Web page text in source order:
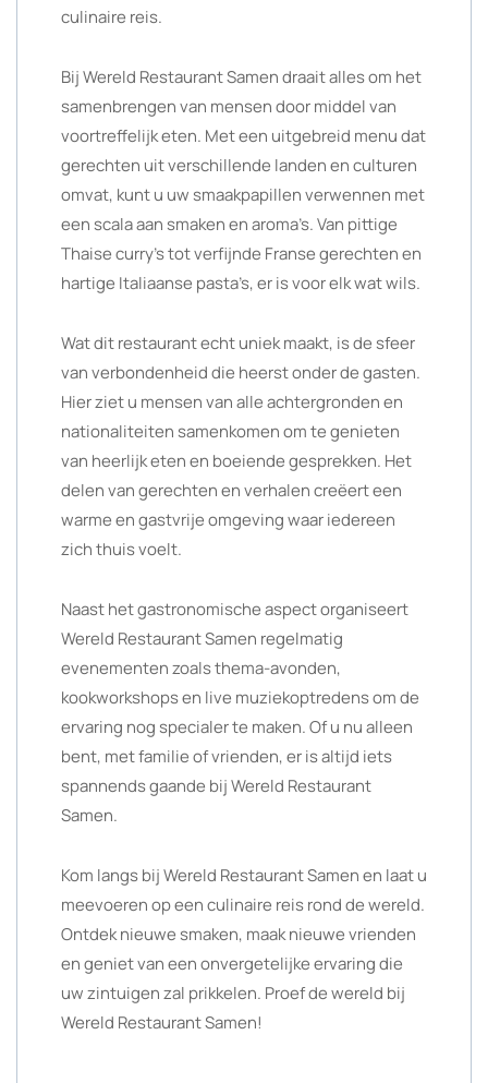
culinaire reis.
Bij Wereld Restaurant Samen draait alles om het
samenbrengen van mensen door middel van
voortreffelijk eten. Met een uitgebreid menu dat
gerechten uit verschillende landen en culturen
omvat, kunt u uw smaakpapillen verwennen met
een scala aan smaken en aroma’s. Van pittige
Thaise curry’s tot verfijnde Franse gerechten en
hartige Italiaanse pasta’s, er is voor elk wat wils.
Wat dit restaurant echt uniek maakt, is de sfeer
van verbondenheid die heerst onder de gasten.
Hier ziet u mensen van alle achtergronden en
nationaliteiten samenkomen om te genieten
van heerlijk eten en boeiende gesprekken. Het
delen van gerechten en verhalen creëert een
warme en gastvrije omgeving waar iedereen
zich thuis voelt.
Naast het gastronomische aspect organiseert
Wereld Restaurant Samen regelmatig
evenementen zoals thema-avonden,
kookworkshops en live muziekoptredens om de
ervaring nog specialer te maken. Of u nu alleen
bent, met familie of vrienden, er is altijd iets
spannends gaande bij Wereld Restaurant
Samen.
Kom langs bij Wereld Restaurant Samen en laat u
meevoeren op een culinaire reis rond de wereld.
Ontdek nieuwe smaken, maak nieuwe vrienden
en geniet van een onvergetelijke ervaring die
uw zintuigen zal prikkelen. Proef de wereld bij
Wereld Restaurant Samen!